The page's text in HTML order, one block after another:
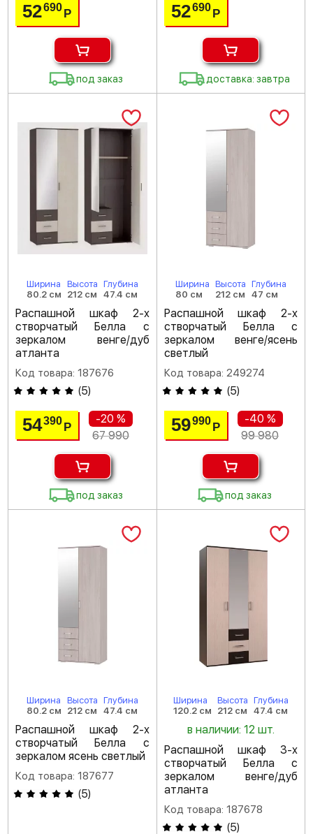
52690 Р
под заказ
52690 Р
доставка: завтра
Ширина
80.2 см
Высота
212 см
Глубина
47.4 см
Распашной шкаф 2-х
створчатый Белла с
зеркалом венге/дуб
атланта
Код товара: 187676
(5)
54390 Р
-20 %
67 990
под заказ
Ширина
80 см
Высота
212 см
Глубина
47 см
Распашной шкаф 2-х
створчатый Белла с
зеркалом венге/ясень
светлый
Код товара: 249274
(5)
59990 Р
-40 %
99 980
под заказ
Ширина
80.2 см
Высота
212 см
Глубина
47.4 см
Распашной шкаф 2-х
створчатый Белла с
зеркалом ясень светлый
Код товара: 187677
(5)
Ширина
120.2 см
Высота
212 см
Глубина
47.4 см
в наличии: 12 шт.
Распашной шкаф 3-х
створчатый Белла с
зеркалом венге/дуб
атланта
Код товара: 187678
(5)